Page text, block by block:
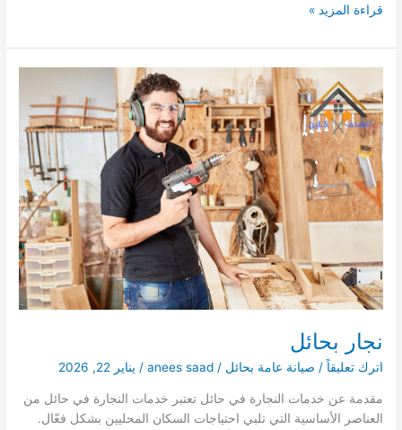
عظم
بحائل
قراءة المزيد »
نجار بحائل
اترك تعليقاً / صيانة عامة بحائل /
anees saad
/ يناير 22, 2026
مقدمة عن خدمات النجارة في حائل تعتبر خدمات النجارة في حائل من
العناصر الأساسية التي تلبي احتياجات السكان المحليين بشكل فعّال.